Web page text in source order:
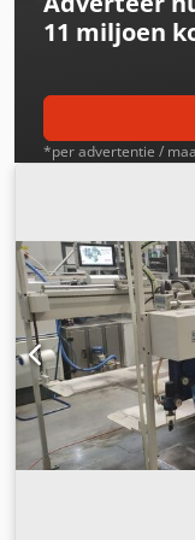
11 miljoen
*per advertentie /